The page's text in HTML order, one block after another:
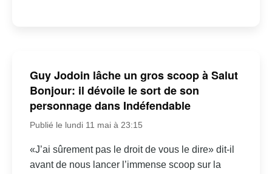
Guy Jodoin lâche un gros scoop à Salut
Bonjour: il dévoile le sort de son
personnage dans Indéfendable
Publié le lundi 11 mai à 23:15
«J’ai sûrement pas le droit de vous le dire» dit-il
avant de nous lancer l’immense scoop sur la